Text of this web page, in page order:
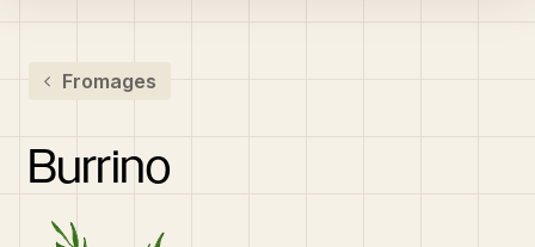
Rechercher un mot clé
Fromages
Burrino